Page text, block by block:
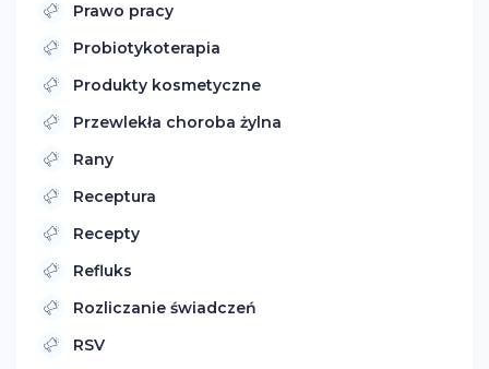
Prawo pracy
Probiotykoterapia
Produkty kosmetyczne
Przewlekła choroba żylna
Rany
Receptura
Recepty
Refluks
Rozliczanie świadczeń
RSV